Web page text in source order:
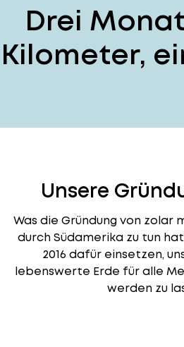
Drei
Kilometer,
Unsere
Was die Gründung von zolar
durch Südamerika zu tun
2016 dafür einsetzen,
lebenswerte Erde für alle
werden zu